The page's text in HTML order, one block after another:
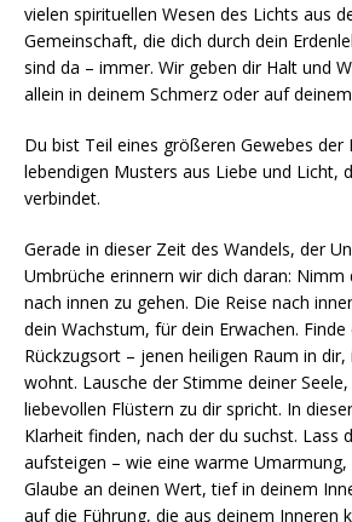
vielen spirituellen Wesen des Lichts aus
Gemeinschaft, die dich durch dein
sind da – immer. Wir geben dir Halt und
allein in deinem Schmerz oder auf
Du bist Teil eines größeren Gewebes der
lebendigen Musters aus Liebe und Licht,
verbindet.
Gerade in dieser Zeit des Wandels, der
Umbrüche erinnern wir dich daran: Nimm
nach innen zu gehen. Die Reise nach
dein Wachstum, für dein Erwachen. Finde
Rückzugsort – jenen heiligen Raum in dir,
wohnt. Lausche der Stimme deiner
liebevollen Flüstern zu dir spricht. In
Klarheit finden, nach der du suchst. Lass
aufsteigen – wie eine warme Umarmung,
Glaube an deinen Wert, tief in deinem
auf die Führung, die aus deinem Inneren